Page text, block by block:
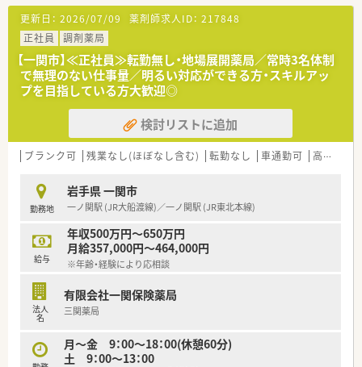
≪業務内容≫
調剤・監査・服薬指導をメインに行ってもらい、ご経験やご希望次
第で在宅医療にも携わっていただきます。
≪充実の制度①≫
『プラチナくるみんマーク』や『えるぼしマーク』を取得してお
り、1日2回以内、1回30分の育児時間（有給）や、看護休暇、時短勤
務、育児助成金など育児にも理解のある薬局です。そのため、子
育て中の薬剤師さんもご活躍いただけるため、おすすめです。
また、独自の休暇制度をとっており、連続5日休暇を取得できる
連続休暇制度、傷病時などに失効した有休を活用できるサポート
≪充実の制度②≫
安心してスキルアップができる教育制度があります。階層別研
修、カフェテリア研修、学術大会、新入社員研修（5か月）など経験
が浅くても充実している研修制度で、今後のキャリアプランをバ
ックアップいたします！
更新日： 2026/07/09 薬剤師求人ID： 217848
正社員
調剤薬局
【一関市】≪正社員≫転勤無し・地場展開薬局／常時3名体制
で無理のない仕事量／明るい対応ができる方・スキルアッ
プを目指している方大歓迎◎
検討リストに追加
ブランク可 残業なし(ほぼなし含む) 転勤なし 車通勤可 高給与(600万円以上)
勤務地
岩手県 一関市
一ノ関駅 (JR大船渡線)／一ノ関駅 (JR東北本線)
給与
年収500万円～650万円
月給357,000円～464,000円
※年齢・経験により応相談
法人
名
有限会社一関保険薬局
三関薬局
月〜金 9：00～18：00(休憩60分)
土 9：00～13：00